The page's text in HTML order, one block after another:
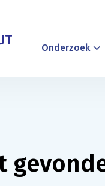
Onderzoek